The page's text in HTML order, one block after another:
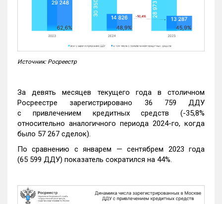
Источник: Росреестр
За девять месяцев текущего года в столичном
Росреестре зарегистрировано 36 759 ДДУ
с привлечением кредитных средств (-35,8%
относительно аналогичного периода 2024-го, когда
было 57 267 сделок).
По сравнению с январем — сентябрем 2023 года
(65 599 ДДУ) показатель сократился на 44%.